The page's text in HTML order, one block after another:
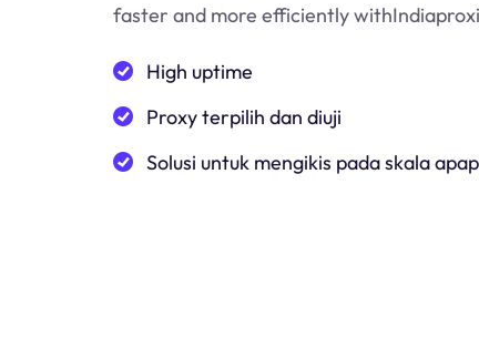
faster and more efficiently
High uptime
Proxy terpilih dan diuji
Solusi untuk mengikis pada skala